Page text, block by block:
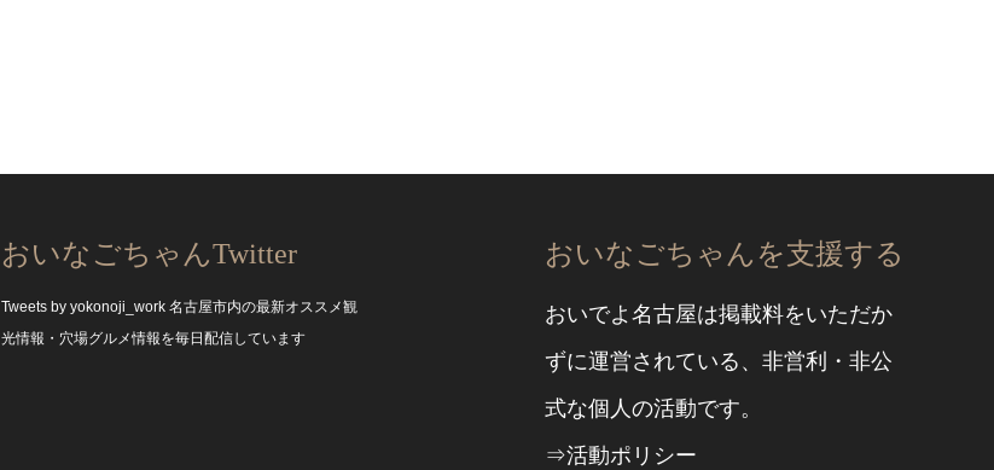
おいなごちゃんTwitter
Tweets by yokonoji_work 名古屋市内の最新オススメ観
光情報・穴場グルメ情報を毎日配信しています
おいなごちゃんを支援する
おいでよ名古屋は掲載料をいただか
ずに運営されている、非営利・非公
式な個人の活動です。
⇒活動ポリシー